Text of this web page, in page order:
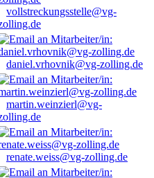
vollstreckungsstelle@vg-
daniel.vrhovnik@vg-zolling.de
martin.weinzierl@vg-
renate.weiss@vg-zolling.de